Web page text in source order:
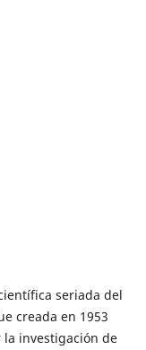
seriada del
creada en 1953
investigación de